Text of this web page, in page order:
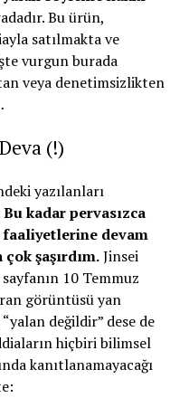
Bu ürün,
satılmakta ve
vurgun burada
veya denetimsizlikten
(!)
yazılanları
Bu kadar pervasızca
devam
şaşırdım.Jinsei
10 Temmuz
görüntüsü yan
değildir” dese de
hiçbiri bilimsel
kanıtlanamayacağı